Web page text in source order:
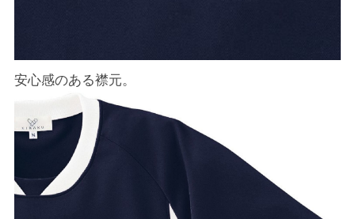
安心感のある襟元。